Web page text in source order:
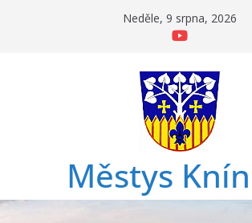
Neděle, 9 srpna, 2026
Městys